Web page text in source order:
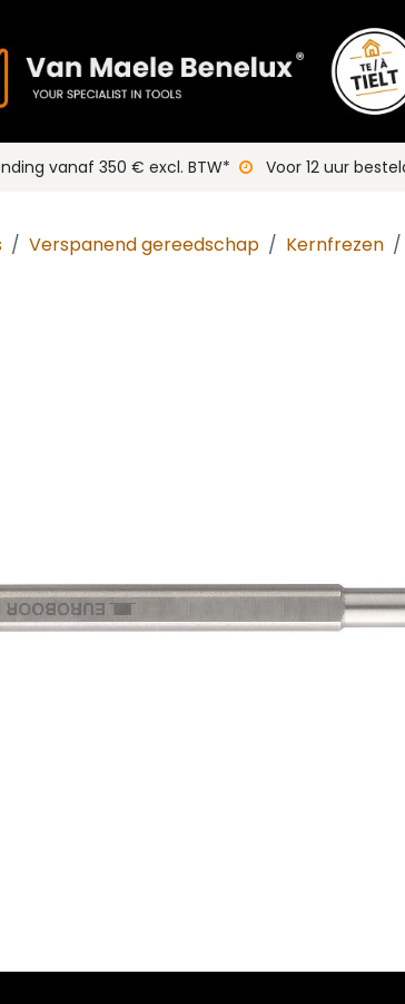
vanaf 350 € excl. BTW* Voor 12 uur
Verspanend gereedschap Kernfrezen